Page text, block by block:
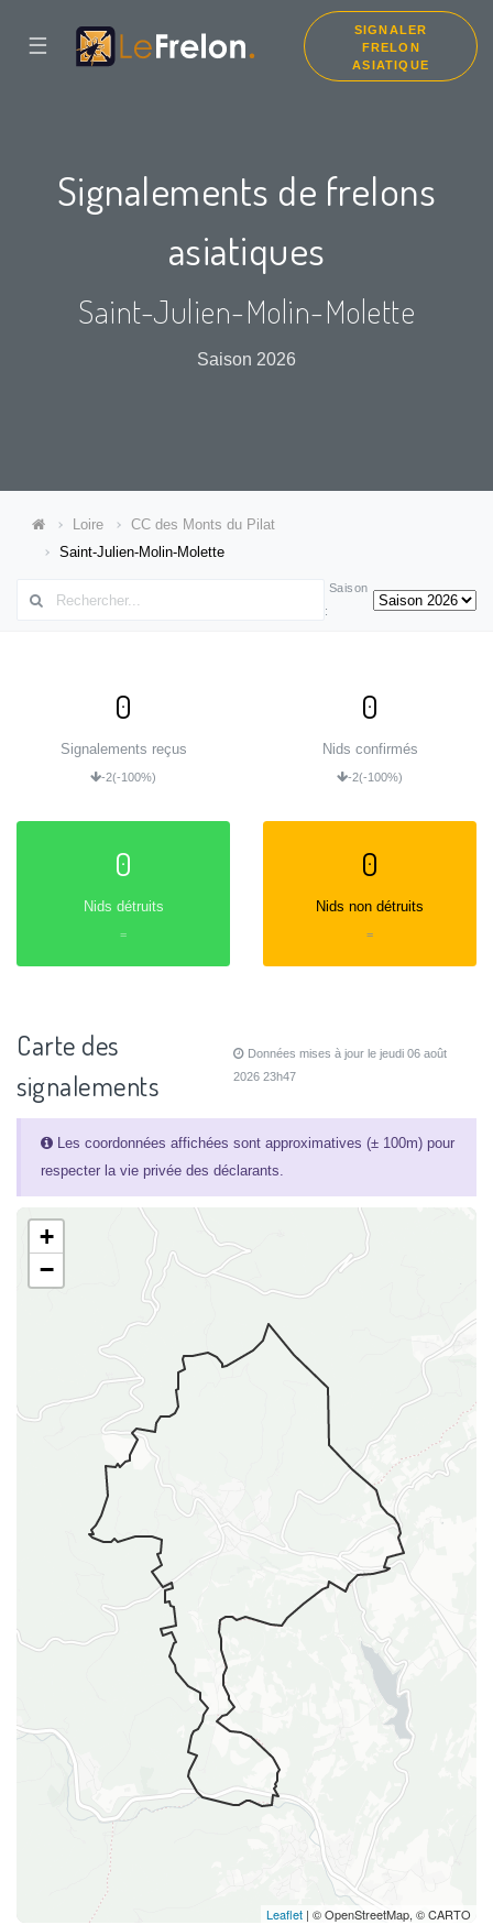
☰
SIGNALER
FRELON
ASIATIQUE
Signalements de frelons
asiatiques
Saint-Julien-Molin-Molette
Saison 2026
Loire
CC des Monts du Pilat
Saint-Julien-Molin-Molette
Saison
:
0
Signalements reçus
-2(-100%)
0
Nids confirmés
-2(-100%)
0
Nids détruits
=
0
Nids non détruits
=
Carte des
signalements
Données mises à jour le jeudi 06 août
2026 23h47
Les coordonnées affichées sont approximatives (± 100m) pour
respecter la vie privée des déclarants.
+
−
Leaflet | © OpenStreetMap, © CARTO